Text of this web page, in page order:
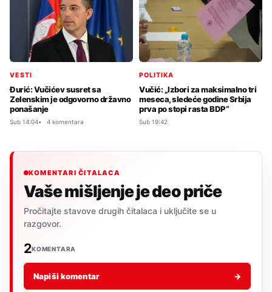
VESTI
Đurić: Vučićev susret sa
Zelenskim je odgovorno državno
ponašanje
Sub 14:04 4 komentara
POLITIKA
Vučić: „Izbori za maksimalno tri
meseca, sledeće godine Srbija
prva po stopi rasta BDP“
Sub 19:42
KOMENTARI ČITALACA
Vaše mišljenje je deo priče
Pročitajte stavove drugih čitalaca i uključite se u
razgovor.
2KOMENTARA
Napiši komentar →